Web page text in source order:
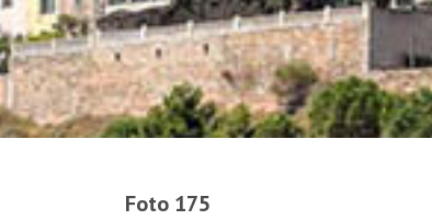
Foto 175